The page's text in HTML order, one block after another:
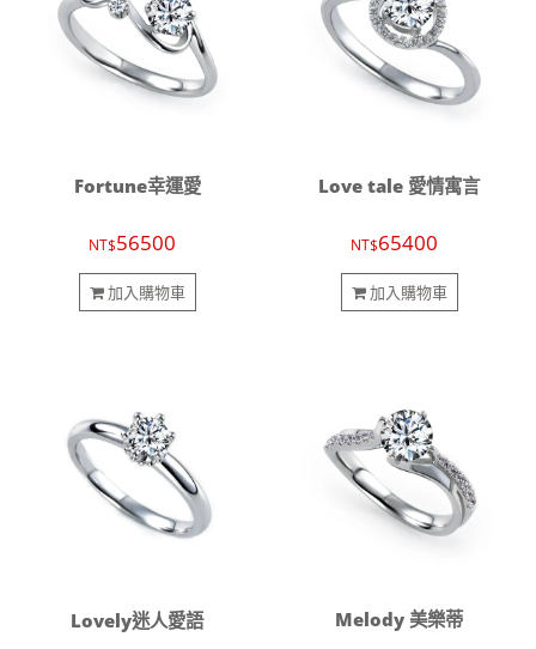
Fortune幸運愛
NT$56500
加入購物車
Love tale 愛情寓言
NT$65400
加入購物車
Lovely迷人愛語 Melody 美樂蒂